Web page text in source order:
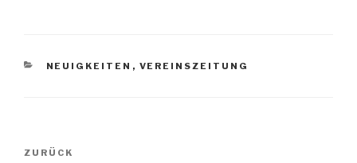
KATEGORIEN
NEUIGKEITEN , VEREINSZEITUNG
Beitragsnavigation
Vorheriger
ZURÜCK